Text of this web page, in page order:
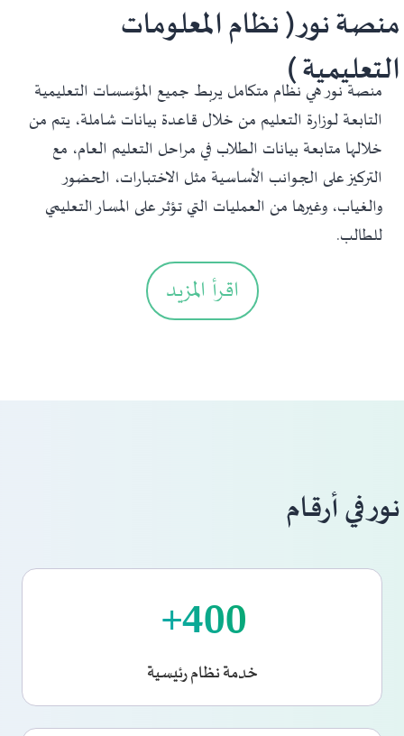
منصة نور ( نظام المعلومات
التعليمية )
منصة نور هي نظام متكامل يربط جميع المؤسسات التعليمية
التابعة لوزارة التعليم من خلال قاعدة بيانات شاملة، يتم من
خلالها متابعة بيانات الطلاب في مراحل التعليم العام، مع
التركيز على الجوانب الأساسية مثل الاختبارات، الحضور
والغياب، وغيرها من العمليات التي تؤثر على المسار التعليمي
للطالب.
اقرأ المزيد
نور في أرقام
400
+
خدمة نظام رئيسية